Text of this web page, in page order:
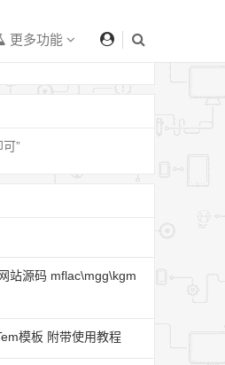
更多功能
站源码 mflac\mgg\kgm
模板 附带使用教程